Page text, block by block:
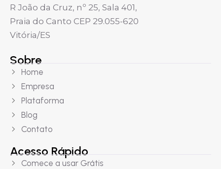
R João da Cruz, nº 25, Sala 401,
Praia do Canto CEP 29.055-620
Vitória/ES
Sobre
Home
Empresa
Plataforma
Blog
Contato
Acesso Rápido
Comece a usar Grátis